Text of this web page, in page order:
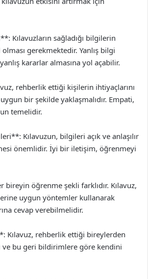
Kılavuzların sağladığı bilgilerin
gerekmektedir. Yanlış bilgi
kararlar almasına yol açabilir.
rehberlik ettiği kişilerin ihtiyaçlarını
bir şekilde yaklaşmalıdır. Empati,
temelidir.
Kılavuzun, bilgileri açık ve anlaşılır
önemlidir. İyi bir iletişim, öğrenmeyi
öğrenme şekli farklıdır. Kılavuz,
uygun yöntemler kullanarak
cevap verebilmelidir.
Kılavuz, rehberlik ettiği bireylerden
ve bu geri bildirimlere göre kendini